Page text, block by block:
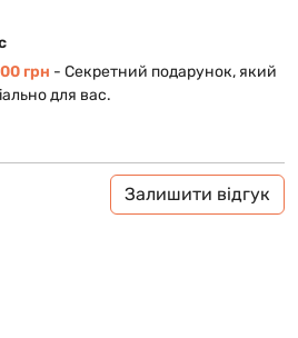
грн - Cекретний подарунок, який
для вас.
Залишити відгук